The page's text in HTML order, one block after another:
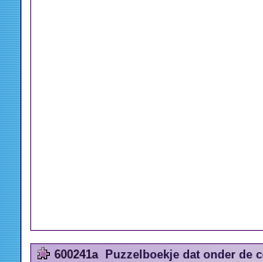
600241a Puzzelboekje dat onder de